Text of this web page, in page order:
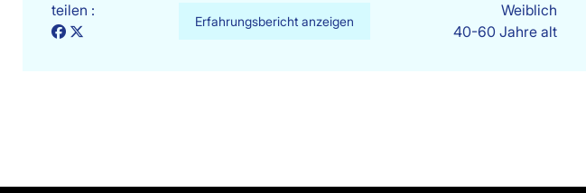
teilen :
Erfahrungsbericht anzeigen
Weiblich
40-60 Jahre alt